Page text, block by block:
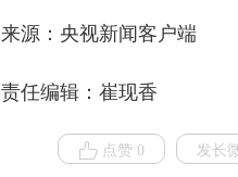
来源：央视新闻客户端
责任编辑：崔现香
点赞 0 发长